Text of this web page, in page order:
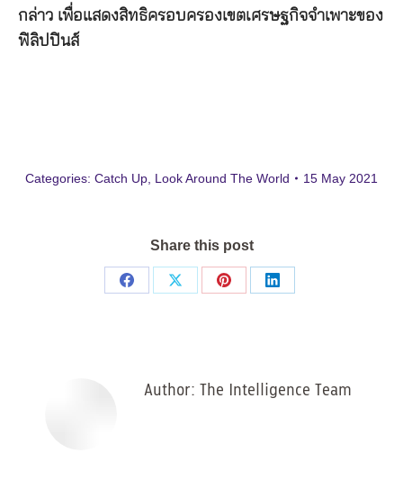
กล่าว เพื่อแสดงสิทธิครอบครองเขตเศรษฐกิจจำเพาะของ
ฟิลิปปินส์
Categories: Catch Up Look Around The World 15 May 2021
Share this post
Share
Share
Share
Share
Author: The Intelligence Team